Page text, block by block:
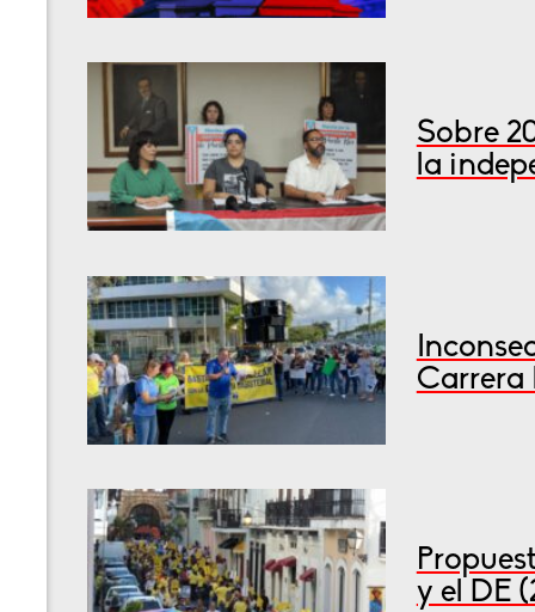
Sobre
la
Carrera
y el DE